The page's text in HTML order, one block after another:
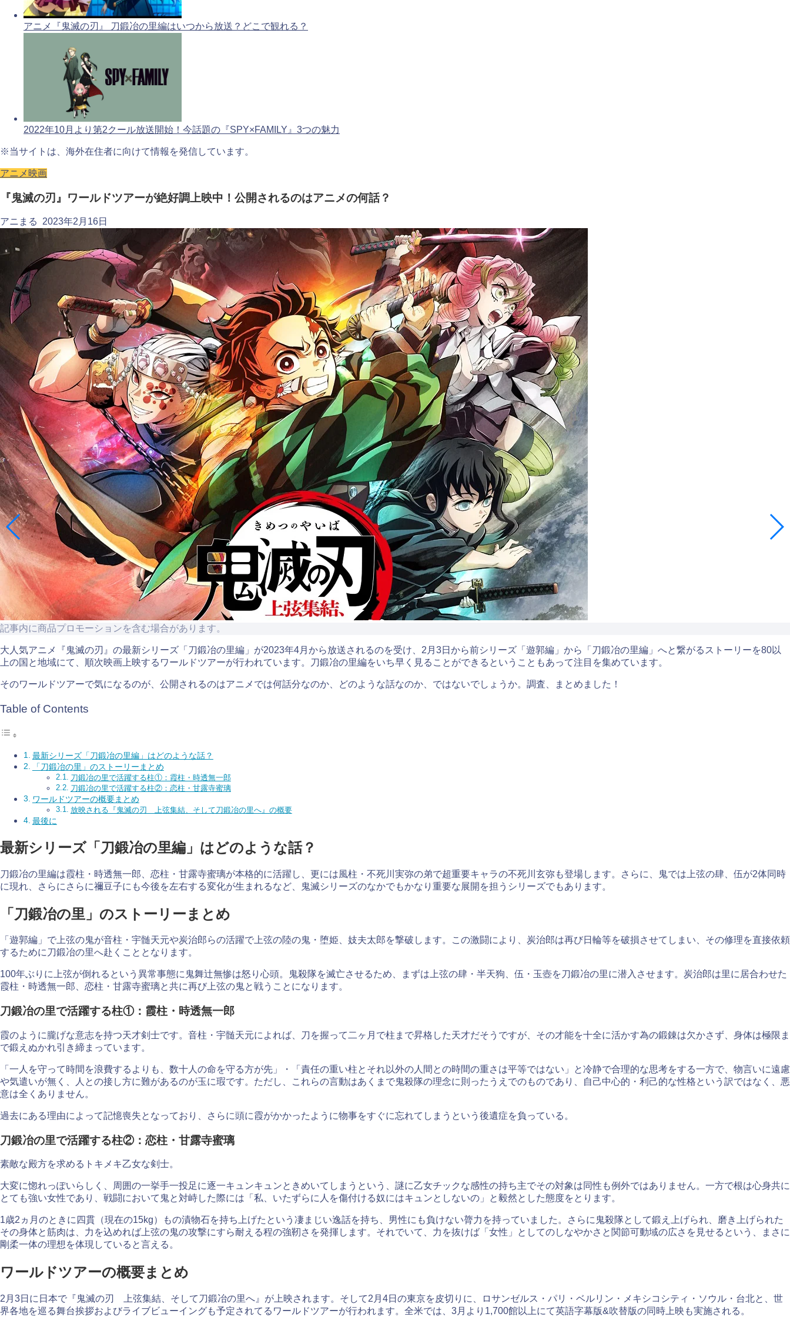
アニメ『鬼滅の刃』 刀鍛冶の里編はいつから放送？どこで観れる？
2022年10月より第2クール放送開始！今話題の『SPY×FAMILY』3つの魅力
※当サイトは、海外在住者に向けて情報を発信しています。
アニメ映画
『鬼滅の刃』ワールドツアーが絶好調上映中！公開されるのはアニメの何話？
アニまる 2023年2月16日
記事内に商品プロモーションを含む場合があります。
大人気アニメ『鬼滅の刃』の最新シリーズ「刀鍛冶の里編」が2023年4月から放送されるのを受け、2月3日から前シリーズ「遊郭編」から「刀鍛冶の里編」へと繋がるストーリーを80以
上の国と地域にて、順次映画上映するワールドツアーが行われています。刀鍛冶の里編をいち早く見ることができるということもあって注目を集めています。
そのワールドツアーで気になるのが、公開されるのはアニメでは何話分なのか、どのような話なのか、ではないでしょうか。調査、まとめました！
Table of Contents
最新シリーズ「刀鍛冶の里編」はどのような話？
「刀鍛冶の里」のストーリーまとめ
刀鍛冶の里で活躍する柱①：霞柱・時透無一郎
刀鍛冶の里で活躍する柱②：恋柱・甘露寺蜜璃
ワールドツアーの概要まとめ
放映される『鬼滅の刃 上弦集結、そして刀鍛冶の里へ』の概要
最後に
最新シリーズ「刀鍛冶の里編」はどのような話？
刀鍛冶の里編は霞柱・時透無一郎、恋柱・甘露寺蜜璃が本格的に活躍し、更には風柱・不死川実弥の弟で超重要キャラの不死川玄弥も登場します。さらに、鬼では上弦の肆、伍が2体同時
に現れ、さらにさらに禰󠄀豆子にも今後を左右する変化が生まれるなど、鬼滅シリーズのなかでもかなり重要な展開を担うシリーズでもあります。
「刀鍛冶の里」のストーリーまとめ
「遊郭編」で上弦の鬼が音柱・宇髄天元や炭治郎らの活躍で上弦の陸の鬼・堕姫、妓夫太郎を撃破します。この激闘により、炭治郎は再び日輪等を破損させてしまい、その修理を直接依頼
するために刀鍛冶の里へ赴くこととなります。
100年ぶりに上弦が倒れるという異常事態に鬼舞辻無惨は怒り心頭。鬼殺隊を滅亡させるため、まずは上弦の肆・半天狗、伍・玉壺を刀鍛冶の里に潜入させます。炭治郎は里に居合わせた
霞柱・時透無一郎、恋柱・甘露寺蜜璃と共に再び上弦の鬼と戦うことになります。
刀鍛冶の里で活躍する柱①：霞柱・時透無一郎
霞のように朧げな意志を持つ天才剣士です。音柱・宇髄天元によれば、刀を握って二ヶ月で柱まで昇格した天才だそうですが、その才能を十全に活かす為の鍛錬は欠かさず、身体は極限ま
で鍛えぬかれ引き締まっています。
「一人を守って時間を浪費するよりも、数十人の命を守る方が先」・「責任の重い柱とそれ以外の人間との時間の重さは平等ではない」と冷静で合理的な思考をする一方で、物言いに遠慮
や気遣いが無く、人との接し方に難があるのが玉に瑕です。ただし、これらの言動はあくまで鬼殺隊の理念に則ったうえでのものであり、自己中心的・利己的な性格という訳ではなく、悪
意は全くありません。
過去にある理由によって記憶喪失となっており、さらに頭に霞がかかったように物事をすぐに忘れてしまうという後遺症を負っている。
刀鍛冶の里で活躍する柱②：恋柱・甘露寺蜜璃
素敵な殿方を求めるトキメキ乙女な剣士。
大変に惚れっぽいらしく、周囲の一挙手一投足に逐一キュンキュンときめいてしまうという、謎に乙女チックな感性の持ち主でその対象は同性も例外ではありません。一方で根は心身共に
とても強い女性であり、戦闘において鬼と対峙した際には「私、いたずらに人を傷付ける奴にはキュンとしないの」と毅然とした態度をとります。
1歳2ヵ月のときに四貫（現在の15kg）もの漬物石を持ち上げたという凄まじい逸話を持ち、男性にも負けない膂力を持っていました。さらに鬼殺隊として鍛え上げられ、磨き上げられた
その身体と筋肉は、力を込めれば上弦の鬼の攻撃にすら耐える程の強靭さを発揮します。それでいて、力を抜けば「女性」としてのしなやかさと関節可動域の広さを見せるという、まさに
剛柔一体の理想を体現していると言える。
ワールドツアーの概要まとめ
2月3日に日本で『鬼滅の刃 上弦集結、そして刀鍛冶の里へ』が上映されます。そして2月4日の東京を皮切りに、ロサンゼルス・パリ・ベルリン・メキシコシティ・ソウル・台北と、世
界各地を巡る舞台挨拶およびライブビューイングも予定されてるワールドツアーが行われます。全米では、3月より1,700館以上にて英語字幕版&吹替版の同時上映も実施される。